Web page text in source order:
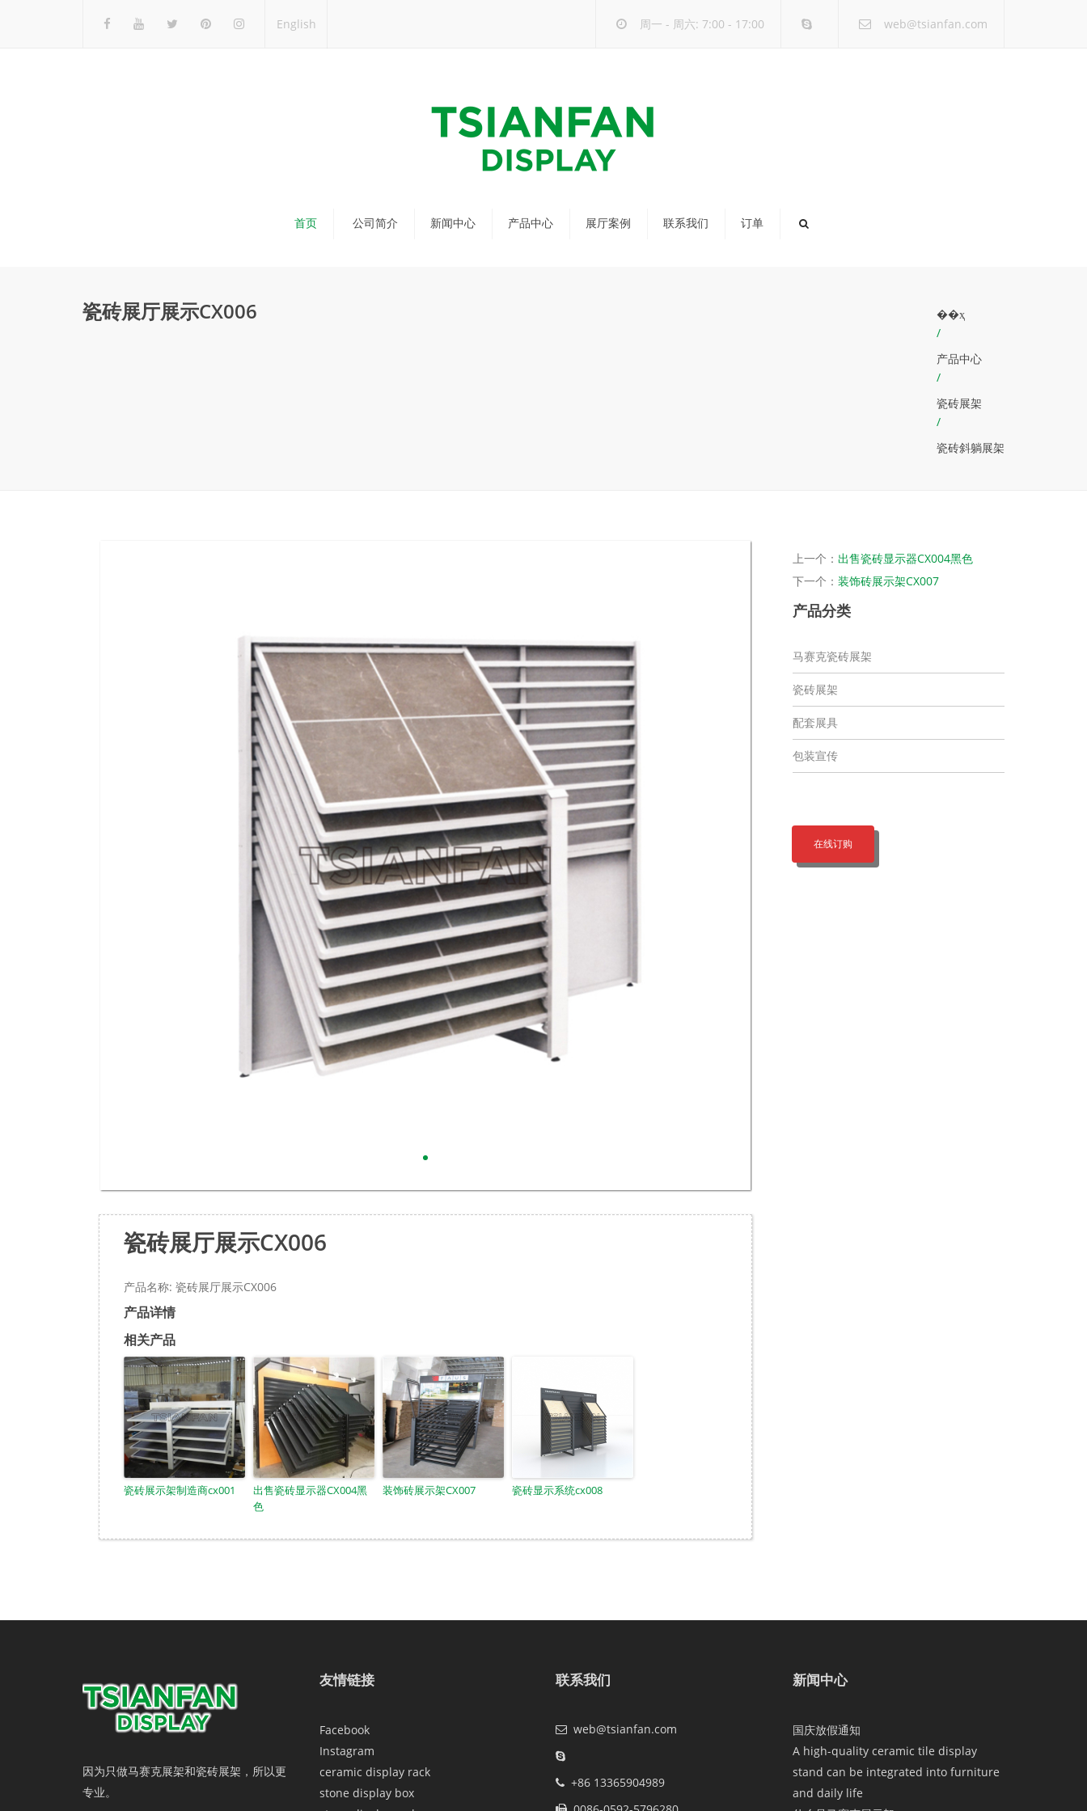
English 周一 - 周六: 7:00 - 17:00 web@tsianfan.com
首页 公司简介 新闻中心 产品中心 展厅案例 联系我们 订单
瓷砖展厅展示CX006
��ҳ
/
产品中心
/
瓷砖展架
/
瓷砖斜躺展架
瓷砖展厅展示CX006
产品名称: 瓷砖展厅展示CX006
产品详情
相关产品
瓷砖展示架制造商cx001
出售瓷砖显示器CX004黑
色
装饰砖展示架CX007 瓷砖显示系统cx008
上一个： 出售瓷砖显示器CX004黑色
下一个： 装饰砖展示架CX007
产品分类
马赛克瓷砖展架
瓷砖展架
配套展具
包装宣传
在线订购
因为只做马赛克展架和瓷砖展架，所以更
专业。
友情链接
Facebook
Instagram
ceramic display rack
stone display box
联系我们
web@tsianfan.com
+86 13365904989
新闻中心
国庆放假通知
A high-quality ceramic tile display
stand can be integrated into furniture
and daily life